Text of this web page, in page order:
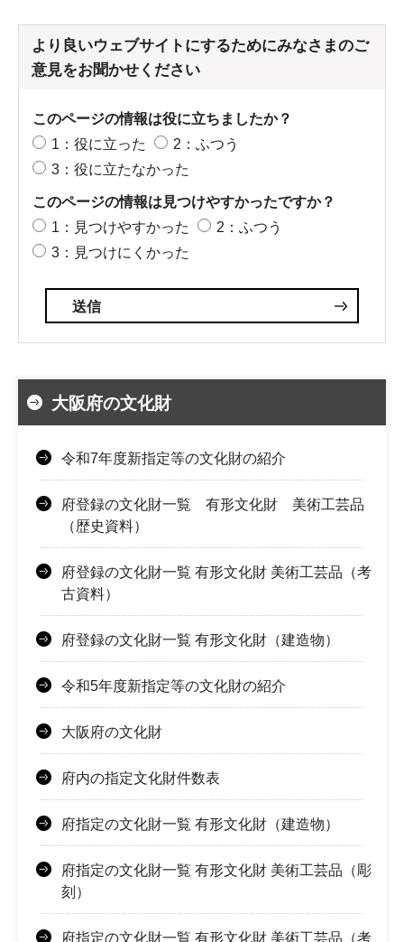
より良いウェブサイトにするためにみなさまのご
意見をお聞かせください
このページの情報は役に立ちましたか？
1：役に立った
2：ふつう
3：役に立たなかった
このページの情報は見つけやすかったですか？
1：見つけやすかった
2：ふつう
3：見つけにくかった
大阪府の文化財
令和7年度新指定等の文化財の紹介
府登録の文化財一覧 有形文化財 美術工芸品
（歴史資料）
府登録の文化財一覧 有形文化財 美術工芸品（考
古資料）
府登録の文化財一覧 有形文化財（建造物）
令和5年度新指定等の文化財の紹介
大阪府の文化財
府内の指定文化財件数表
府指定の文化財一覧 有形文化財（建造物）
府指定の文化財一覧 有形文化財 美術工芸品（彫
刻）
府指定の文化財一覧 有形文化財 美術工芸品（考